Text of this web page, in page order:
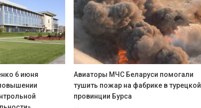
6 июня
Авиаторы МЧС Беларуси помогали
тушить пожар на фабрике в турецкой
провинции Бурса